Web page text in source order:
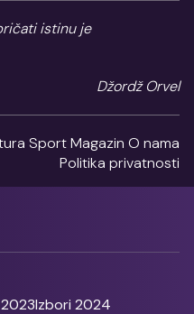
istinu je
Džordž Orvel
SportMagazin O nama
Politika privatnosti
Izbori 2024